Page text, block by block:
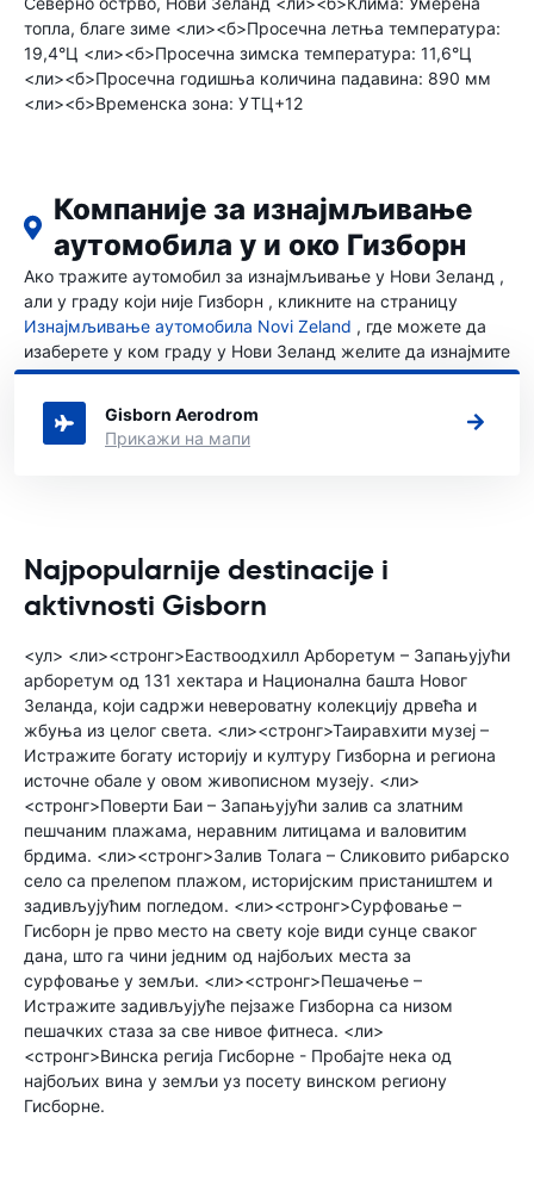
топла, благе зиме <ли><б>Просечна летња температура:
19,4°Ц <ли><б>Просечна зимска температура: 11,6°Ц
<ли><б>Просечна годишња количина падавина: 890 мм
<ли><б>Временска зона: УТЦ+12
Компаније за изнајмљивање
аутомобила у и око Гизборн
Ако тражите аутомобил за изнајмљивање у Нови Зеланд ,
али у граду који није Гизборн , кликните на страницу
Изнајмљивање аутомобила Novi Zeland , где можете да
изаберете у ком граду у Нови Зеланд желите да изнајмите
аутомобил.
Gisborn Aerodrom
Прикажи на мапи
Najpopularnije destinacije i
aktivnosti Gisborn
<ул> <ли><стронг>Еаствоодхилл Арборетум – Запањујући
арборетум од 131 хектара и Национална башта Новог
Зеланда, који садржи невероватну колекцију дрвећа и
жбуња из целог света. <ли><стронг>Таиравхити музеј –
Истражите богату историју и културу Гизборна и региона
источне обале у овом живописном музеју. <ли>
<стронг>Поверти Баи – Запањујући залив са златним
пешчаним плажама, неравним литицама и валовитим
брдима. <ли><стронг>Залив Толага – Сликовито рибарско
село са прелепом плажом, историјским пристаништем и
задивљујућим погледом. <ли><стронг>Сурфовање –
Гисборн је прво место на свету које види сунце сваког
дана, што га чини једним од најбољих места за
сурфовање у земљи. <ли><стронг>Пешачење –
Истражите задивљујуће пејзаже Гизборна са низом
пешачких стаза за све нивое фитнеса. <ли>
<стронг>Винска регија Гисборне - Пробајте нека од
најбољих вина у земљи уз посету винском региону
Гисборне.